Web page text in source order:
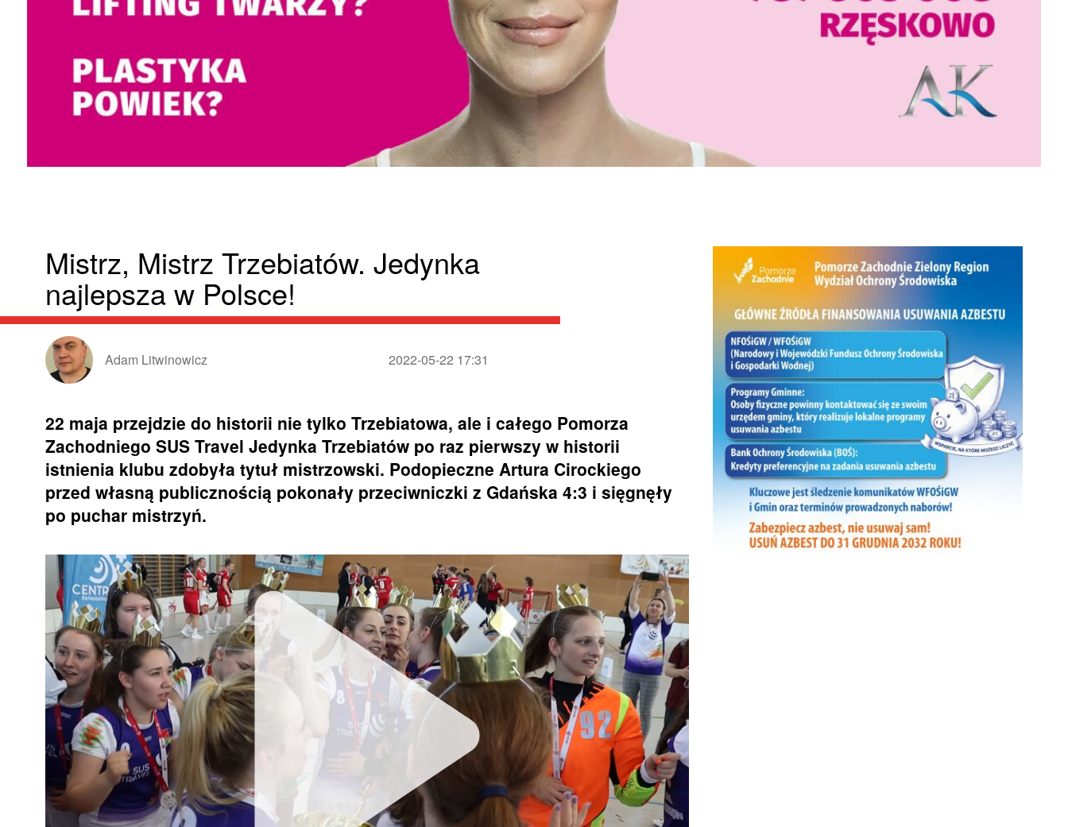
Mistrz, Mistrz Trzebiatów. Jedynka
najlepsza w Polsce!
Adam Litwinowicz 2022-05-22 17:31
22 maja przejdzie do historii nie tylko Trzebiatowa, ale i całego Pomorza
Zachodniego SUS Travel Jedynka Trzebiatów po raz pierwszy w historii
istnienia klubu zdobyła tytuł mistrzowski. Podopieczne Artura Cirockiego
przed własną publicznością pokonały przeciwniczki z Gdańska 4:3 i sięgnęły
po puchar mistrzyń.